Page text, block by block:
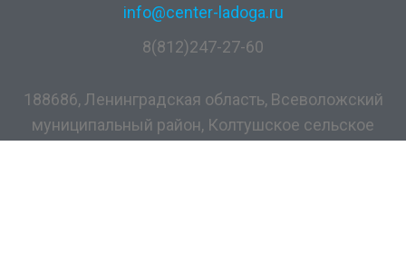
info@center-ladoga.ru
8(812)247-27-60
188686, Ленинградская область, Всеволожский
муниципальный район, Колтушское сельское